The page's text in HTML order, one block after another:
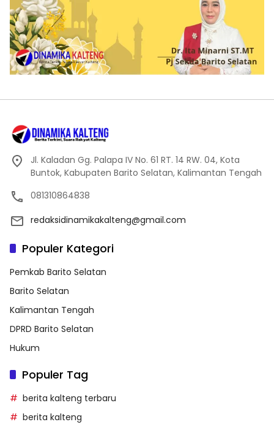
Jl. Kaladan Gg. Palapa IV No. 61 RT. 14 RW. 04, Kota
Buntok, Kabupaten Barito Selatan, Kalimantan Tengah
081310864838
redaksidinamikakalteng@gmail.com
Populer Kategori
Pemkab Barito Selatan
Barito Selatan
Kalimantan Tengah
DPRD Barito Selatan
Hukum
Populer Tag
berita kalteng terbaru
berita kalteng